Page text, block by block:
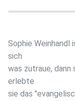
Sophie Weinhandl
sich
was zutraue, dann
erlebte
sie das